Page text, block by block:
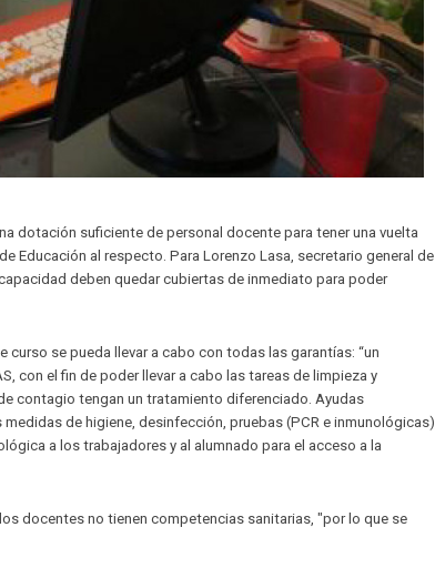
dotación suficiente de personal docente para tener una vuelta
Educación al respecto. Para Lorenzo Lasa, secretario general de
deben quedar cubiertas de inmediato para poder
se pueda llevar a cabo con todas las garantías: “un
con el fin de poder llevar a cabo las tareas de limpieza y
contagio tengan un tratamiento diferenciado. Ayudas
de higiene, desinfección, pruebas (PCR e inmunológicas),
a los trabajadores y al alumnado para el acceso a la
docentes no tienen competencias sanitarias, "por lo que se